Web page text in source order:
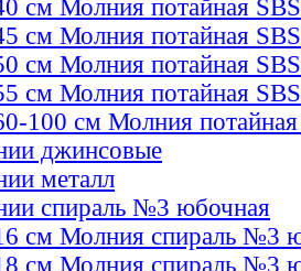
см Молния потайная SBS
см Молния потайная SBS
см Молния потайная SBS
см Молния потайная SBS
100 см Молния
джинсовые
металл
спираль №3 юбочная
см Молния спираль №3
см Молния спираль №3